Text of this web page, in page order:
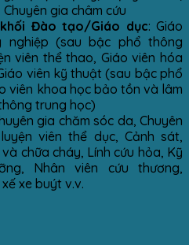
gia châm cứu
Đào tạo/Giáo dục: Giáo
nghiệp (sau bậc phổ thông
viên thể thao, Giáo viên hóa
viên kỹ thuật (sau bậc phổ
viên khoa học bảo tồn và lâm
trung học)
gia chăm sóc da, Chuyên
viên thể dục, Cảnh sát,
chữa cháy, Lính cứu hỏa, Kỹ
Nhân viên cứu thương,
xe buýt v.v.